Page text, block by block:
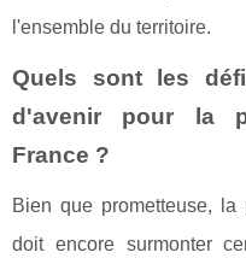
l'ensemble du territoire.
Quels sont les
d'avenir pour la
France ?
Bien que prometteuse,
doit encore surmonter